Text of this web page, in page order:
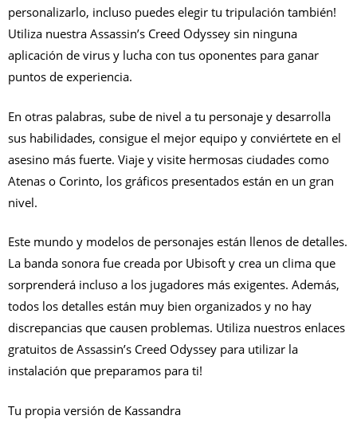
personalizarlo, incluso puedes elegir tu tripulación también!
Utiliza nuestra Assassin’s Creed Odyssey sin ninguna
aplicación de virus y lucha con tus oponentes para ganar
puntos de experiencia.
En otras palabras, sube de nivel a tu personaje y desarrolla
sus habilidades, consigue el mejor equipo y conviértete en el
asesino más fuerte. Viaje y visite hermosas ciudades como
Atenas o Corinto, los gráficos presentados están en un gran
nivel.
Este mundo y modelos de personajes están llenos de detalles.
La banda sonora fue creada por Ubisoft y crea un clima que
sorprenderá incluso a los jugadores más exigentes. Además,
todos los detalles están muy bien organizados y no hay
discrepancias que causen problemas. Utiliza nuestros enlaces
gratuitos de Assassin’s Creed Odyssey para utilizar la
instalación que preparamos para ti!
Tu propia versión de Kassandra